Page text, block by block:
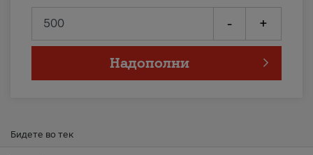
- +
Надополни
Бидете во тек